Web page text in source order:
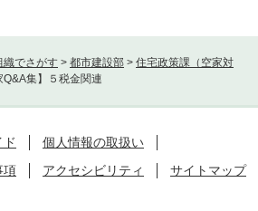
織でさがす > 都市建設部 > 住宅政策課（空家対
Q&A集】５税金関連
ド
個人情報の取扱い
項
アクセシビリティ サイトマップ